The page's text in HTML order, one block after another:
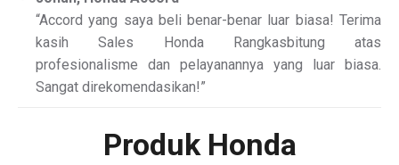
“Accord yang saya beli benar-benar luar biasa! Terima
kasih Sales Honda Rangkasbitung atas
profesionalisme dan pelayanannya yang luar biasa.
Sangat direkomendasikan!”
Produk Honda